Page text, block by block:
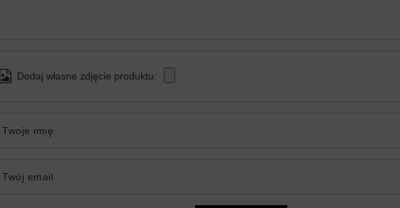
Dodaj własne zdjęcie produktu:
Twoje imię
Twój email